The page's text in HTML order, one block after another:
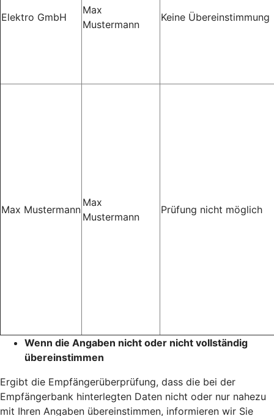
Elektro GmbH
Max
Mustermann
Keine Übereinstimmung
Max Mustermann
Max
Mustermann
Prüfung nicht möglich
Wenn die Angaben nicht oder nicht vollständig
übereinstimmen
Ergibt die Empfängerüberprüfung, dass die bei der
Empfängerbank hinterlegten Daten nicht oder nur nahezu
mit Ihren Angaben übereinstimmen, informieren wir Sie